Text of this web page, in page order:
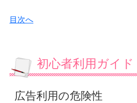
目次へ
初心者利用ガイド
広告利用の危険性